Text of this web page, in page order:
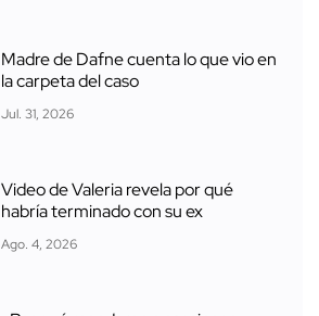
Madre de Dafne cuenta lo que vio en
la carpeta del caso
Jul. 31, 2026
Video de Valeria revela por qué
habría terminado con su ex
Ago. 4, 2026